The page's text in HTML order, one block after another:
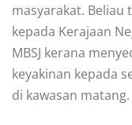
masyarakat.
kepada Kerajaan
MBSJ kerana
keyakinan kepada
di kawasan matang.